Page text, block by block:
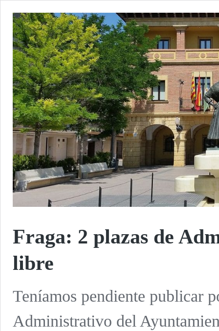
Fraga: 2 plazas de
libre
Teníamos pendiente publicar
Administrativo del